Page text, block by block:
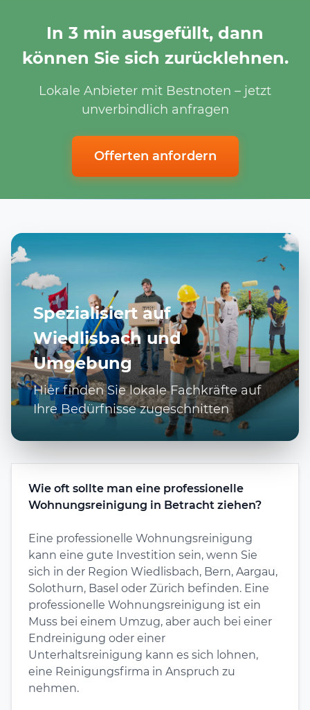
In 3 min ausgefüllt, dann
können Sie sich zurücklehnen.
Lokale Anbieter mit Bestnoten – jetzt
unverbindlich anfragen
Offerten anfordern
Spezialisiert auf
Wiedlisbach und
Umgebung
Hier finden Sie lokale Fachkräfte auf
Ihre Bedürfnisse zugeschnitten
Wie oft sollte man eine professionelle
Wohnungsreinigung in Betracht ziehen?
Eine professionelle Wohnungsreinigung
kann eine gute Investition sein, wenn Sie
sich in der Region Wiedlisbach, Bern, Aargau,
Solothurn, Basel oder Zürich befinden. Eine
professionelle Wohnungsreinigung ist ein
Muss bei einem Umzug, aber auch bei einer
Endreinigung oder einer
Unterhaltsreinigung kann es sich lohnen,
eine Reinigungsfirma in Anspruch zu
nehmen.